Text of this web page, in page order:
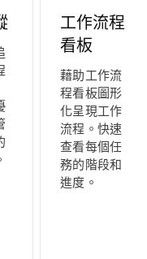
工作流程
看板
藉助工作流
程看板圖形
化呈現工作
流程。快速
查看每個任
務的階段和
進度。